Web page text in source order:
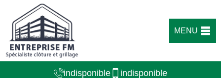
MENU
indisponible
indisponible